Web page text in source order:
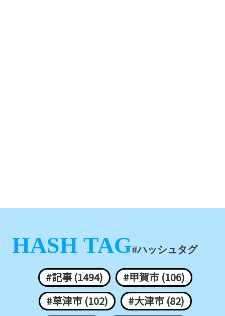
HASH TAG#ハッシュタグ
#記事 (1494)
#甲賀市 (106)
#草津市 (102)
#大津市 (82)